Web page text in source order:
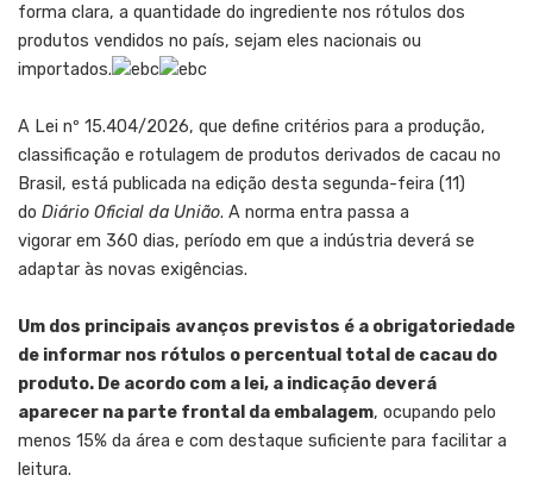
forma clara, a quantidade do ingrediente nos rótulos dos
produtos vendidos no país, sejam eles nacionais ou
importados.
A Lei nº 15.404/2026, que define critérios para a produção,
classificação e rotulagem de produtos derivados de cacau no
Brasil, está publicada na edição desta segunda-feira (11)
do Diário Oficial da União. A norma entra passa a
vigorar em 360 dias, período em que a indústria deverá se
adaptar às novas exigências.
Um dos principais avanços previstos é a obrigatoriedade
de informar nos rótulos o percentual total de cacau do
produto. De acordo com a lei, a indicação deverá
aparecer na parte frontal da embalagem, ocupando pelo
menos 15% da área e com destaque suficiente para facilitar a
leitura.